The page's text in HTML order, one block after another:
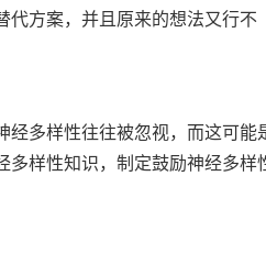
代方案，并且原来的想法又行不
经多样性往往被忽视，而这可能
多样性知识，制定鼓励神经多样